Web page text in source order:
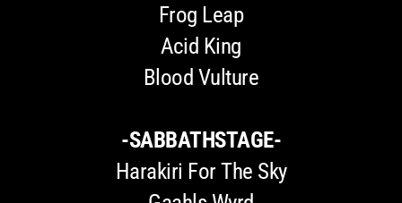
Frog Leap
Acid King
Blood Vulture
-SABBATHSTAGE-
Harakiri For The Sky